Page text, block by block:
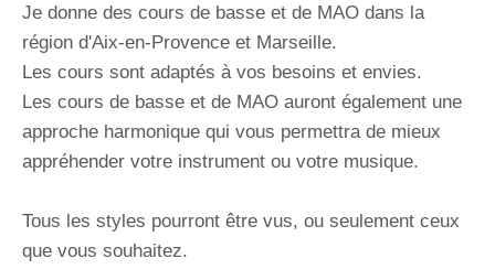
Je donne des cours de basse et de MAO dans la
région d'Aix-en-Provence et Marseille.
Les cours sont adaptés à vos besoins et envies.
Les cours de basse et de MAO auront également une
approche harmonique qui vous permettra de mieux
appréhender votre instrument ou votre musique.
Tous les styles pourront être vus, ou seulement ceux
que vous souhaitez.